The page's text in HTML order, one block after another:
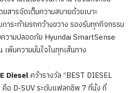
สารจัดเต็มความสบายด้วยเบาะ
าระท้ายรถกว้างขวาง รองรับทุกกิจกรรม
วามปลอดภัย Hyundai SmartSense
พิ่มความมั่นใจในทุกเส้นทาง
Dieselคว้ารางวัล “BEST DIESEL
คือ D-SUV ระดับแฟลกชิพ 7 ที่นั่ง ที่